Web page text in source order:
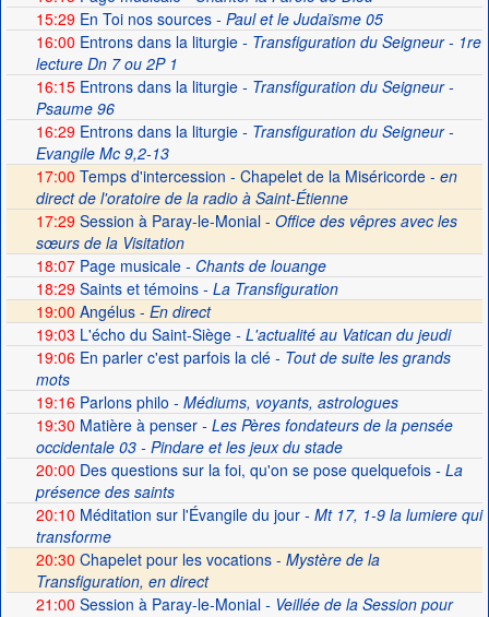
15:29En Toi nos sources- Paul et le Judaïsme 05
16:00 Entrons dans la liturgie- Transfiguration du Seigneur - 1re
lecture Dn 7 ou 2P 1
16:15Entrons dans la liturgie- Transfiguration du Seigneur -
Psaume 96
16:29Entrons dans la liturgie- Transfiguration du Seigneur -
Evangile Mc 9,2-13
17:00 Temps d'intercession - Chapelet de la Miséricorde - en
direct de l'oratoire de la radio à Saint-Étienne
17:29 Session à Paray-le-Monial - Office des vêpres avec les
sœurs de la Visitation
18:07Page musicale- Chants de louange
18:29Saints et témoins- La Transfiguration
19:00 Angélus - En direct
19:03 L'écho du Saint-Siège- L'actualité au Vatican du jeudi
19:06En parler c'est parfois la clé- Tout de suite les grands
mots
19:16Parlons philo - Médiums, voyants, astrologues
19:30 Matière à penser- Les Pères fondateurs de la pensée
occidentale 03 - Pindare et les jeux du stade
20:00 Des questions sur la foi, qu'on se pose quelquefois- La
présence des saints
20:10 Méditation sur l'Évangile du jour- Mt 17, 1-9 la lumiere qui
transforme
20:30 Chapelet pour les vocations - Mystère de la
Transfiguration, en direct
21:00 Session à Paray-le-Monial- Veillée de la Session pour